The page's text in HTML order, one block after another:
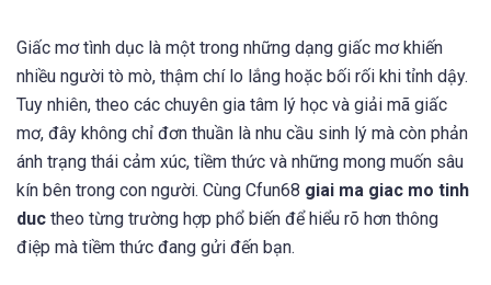
Giấc mơ tình dục là một trong những dạng giấc mơ khiến
nhiều người tò mò, thậm chí lo lắng hoặc bối rối khi tỉnh dậy.
Tuy nhiên, theo các chuyên gia tâm lý học và giải mã giấc
mơ, đây không chỉ đơn thuần là nhu cầu sinh lý mà còn phản
ánh trạng thái cảm xúc, tiềm thức và những mong muốn sâu
kín bên trong con người. Cùng Cfun68 giai ma giac mo tinh
duc theo từng trường hợp phổ biến để hiểu rõ hơn thông
điệp mà tiềm thức đang gửi đến bạn.